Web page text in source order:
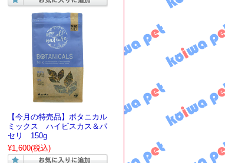
【今月の特売品】ボタニカル
ミックス ハイビスカス＆パ
セリ 150g
¥1,600(税込)